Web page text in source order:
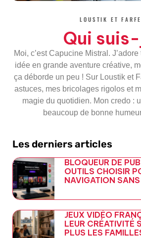
o
-
f
r -
u
-
g
LOUSTIK ET
Qui
Moi, c’est Capucine Mistral.
idée en grande aventure créative,
ça déborde un peu ! Sur Loustik et
astuces, mes bricolages rigolos et
magie du quotidien. Mon credo :
beaucoup de bonne
Les derniers articles
BLOQUEUR DE
OUTILS CHOISIR
NAVIGATION
JEUX VIDÉO
LEUR CRÉATIVITÉ
PLUS LES